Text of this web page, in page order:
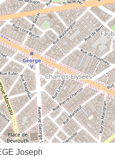
Joseph